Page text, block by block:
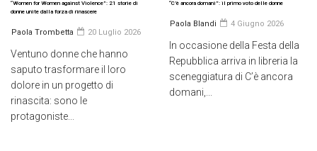
“Women for Women against Violence”: 21 storie di
donne unite dalla forza di rinascere
Paola Trombetta 20 Luglio 2026
Ventuno donne che hanno
saputo trasformare il loro
dolore in un progetto di
rinascita: sono le
protagoniste...
“C’è ancora domani”: il primo voto delle donne
Paola Blandi 4 Giugno 2026
In occasione della Festa della
Repubblica arriva in libreria la
sceneggiatura di C’è ancora
domani,...